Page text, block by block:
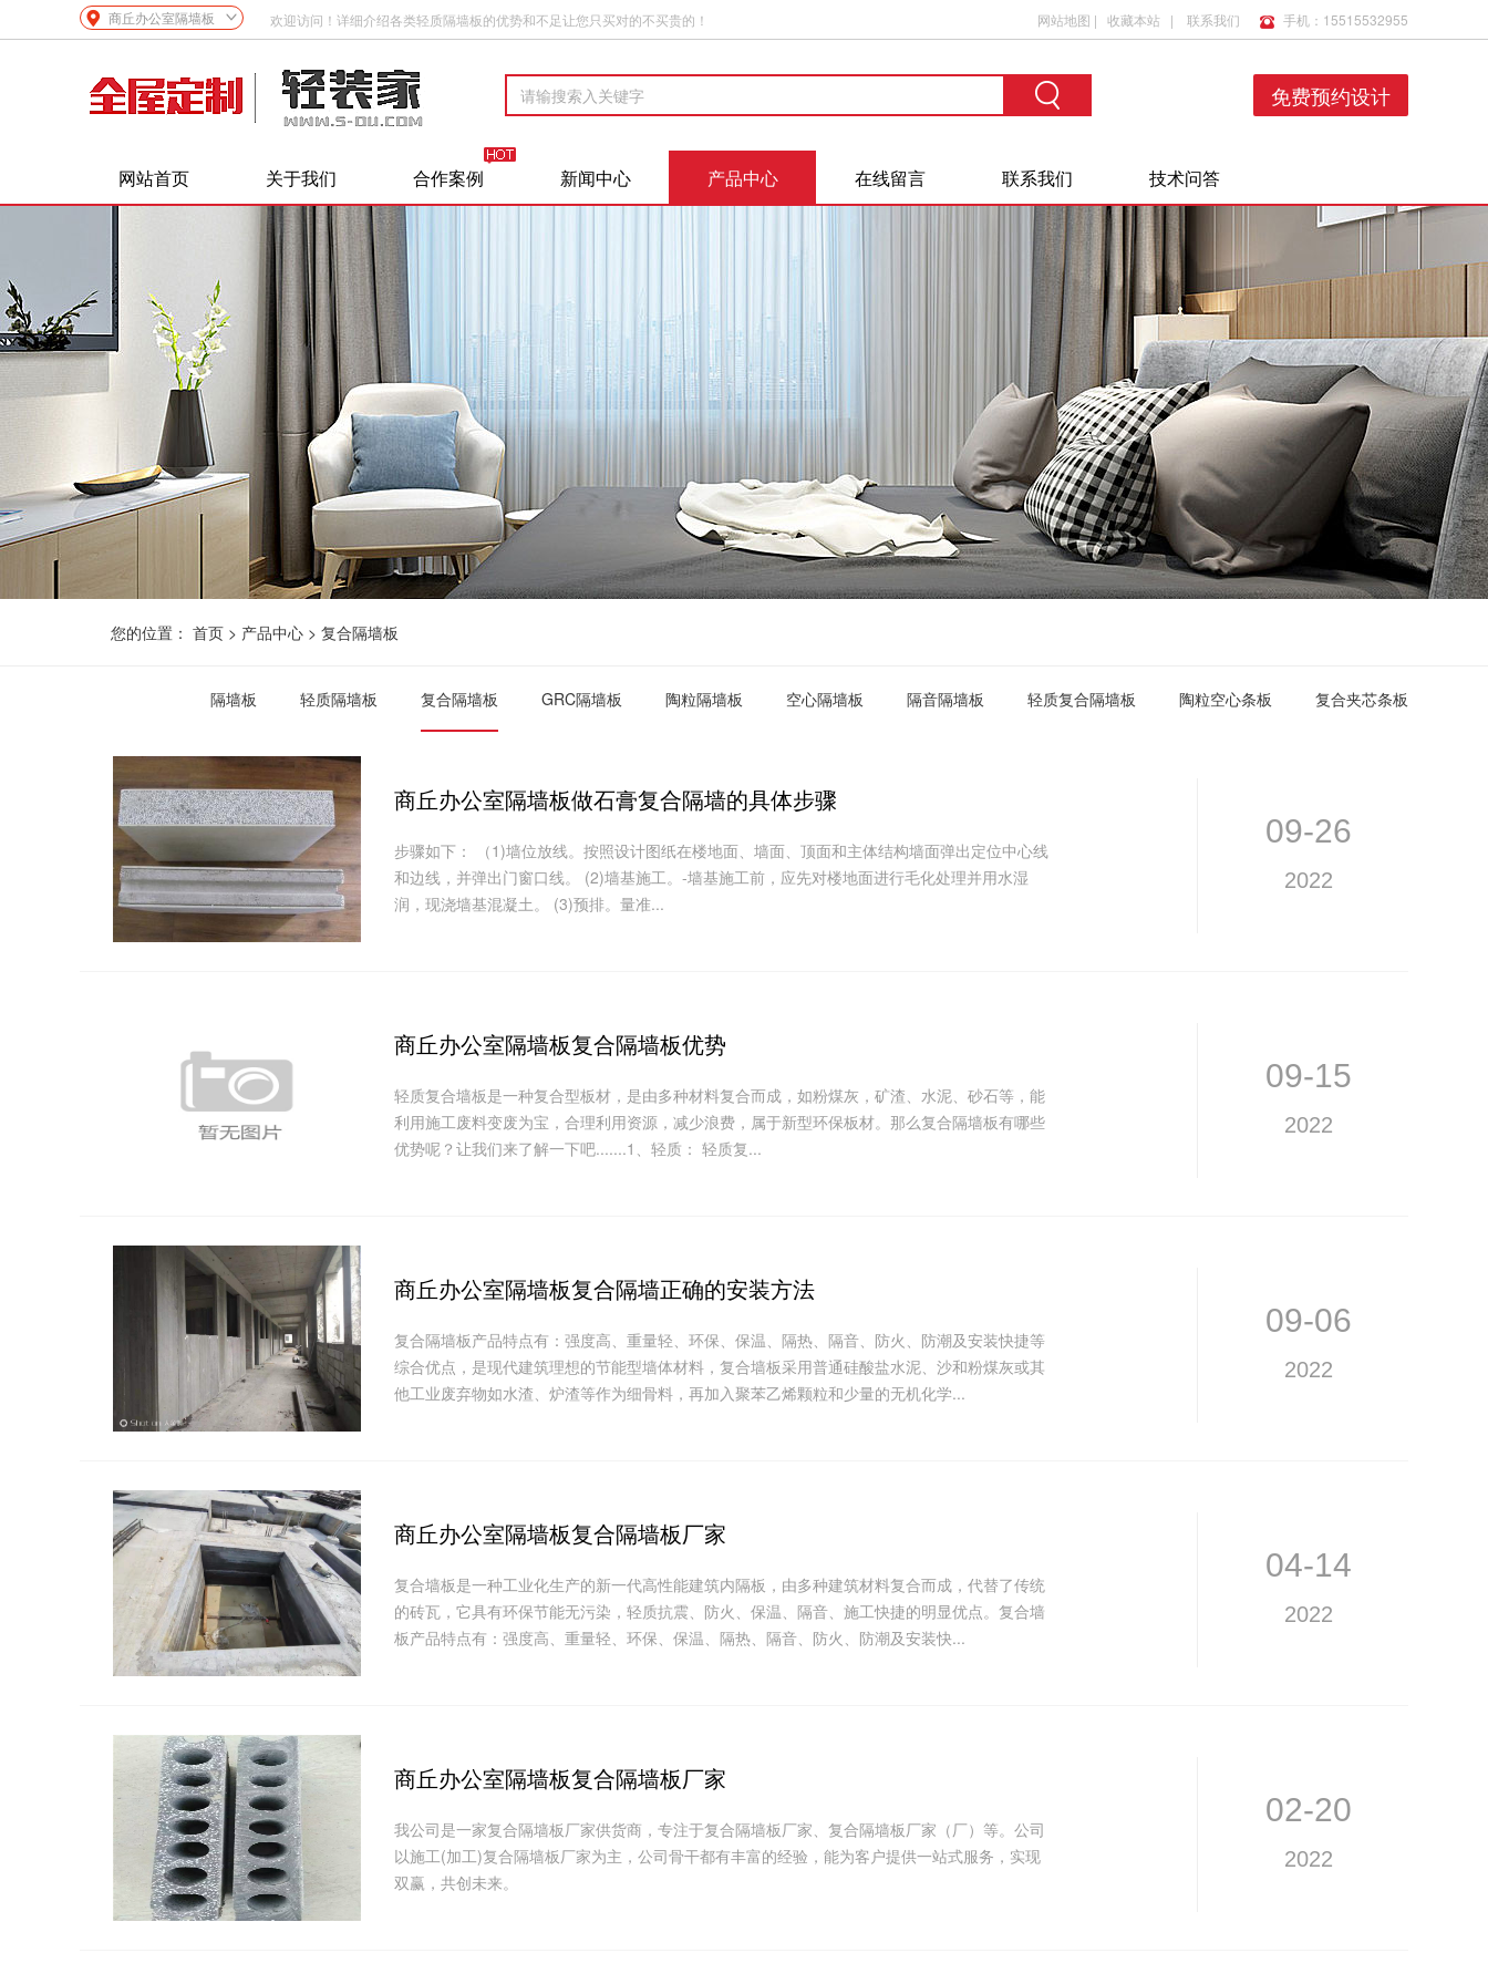
商丘办公室隔墙板 欢迎访问！详细介绍各类轻质隔墙板的优势和不足让您只买对的不买贵的！ 网站地图 | 收藏本站 | 联系我们 手机：15515532955
免费预约设计
网站首页 关于我们 合作案例 新闻中心 产品中心 在线留言 联系我们 技术问答
您的位置： 首页 > 产品中心 > 复合隔墙板
隔墙板 轻质隔墙板 复合隔墙板 GRC隔墙板 陶粒隔墙板 空心隔墙板 隔音隔墙板 轻质复合隔墙板 陶粒空心条板 复合夹芯条板
09-26
2022
商丘办公室隔墙板做石膏复合隔墙的具体步骤
步骤如下： （1)墙位放线。按照设计图纸在楼地面、墙面、顶面和主体结构墙面弹出定位中心线
和边线，并弹出门窗口线。 (2)墙基施工。-墙基施工前，应先对楼地面进行毛化处理并用水湿
润，现浇墙基混凝土。 (3)预排。量准...
09-15
2022
商丘办公室隔墙板复合隔墙板优势
轻质复合墙板是一种复合型板材，是由多种材料复合而成，如粉煤灰，矿渣、水泥、砂石等，能
利用施工废料变废为宝，合理利用资源，减少浪费，属于新型环保板材。那么复合隔墙板有哪些
优势呢？让我们来了解一下吧.......1、轻质： 轻质复...
09-06
2022
商丘办公室隔墙板复合隔墙正确的安装方法
复合隔墙板产品特点有：强度高、重量轻、环保、保温、隔热、隔音、防火、防潮及安装快捷等
综合优点，是现代建筑理想的节能型墙体材料，复合墙板采用普通硅酸盐水泥、沙和粉煤灰或其
他工业废弃物如水渣、炉渣等作为细骨料，再加入聚苯乙烯颗粒和少量的无机化学...
04-14
2022
商丘办公室隔墙板复合隔墙板厂家
复合墙板是一种工业化生产的新一代高性能建筑内隔板，由多种建筑材料复合而成，代替了传统
的砖瓦，它具有环保节能无污染，轻质抗震、防火、保温、隔音、施工快捷的明显优点。复合墙
板产品特点有：强度高、重量轻、环保、保温、隔热、隔音、防火、防潮及安装快...
02-20
2022
商丘办公室隔墙板复合隔墙板厂家
我公司是一家复合隔墙板厂家供货商，专注于复合隔墙板厂家、复合隔墙板厂家（厂）等。公司
以施工(加工)复合隔墙板厂家为主，公司骨干都有丰富的经验，能为客户提供一站式服务，实现
双赢，共创未来。